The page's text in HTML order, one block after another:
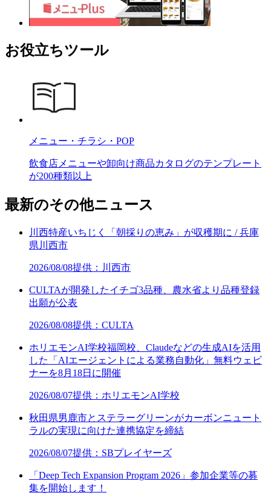
お役立ちツール
メニュー・チラシ・POP
飲食店メニューや卸向け商品カタログのテンプレート
が200種類以上
最新のその他ニュース
川西特産いちじく「朝採りの恵み」が収穫期に / 兵庫
県川西市
2026/08/08提供：川西市
CULTAが開発したイチゴ3品種、農水省より品種登録
出願が公表
2026/08/08提供：CULTA
ホリエモンAI学校福岡校、Claudeなどの生成AIを活用
した「AIエージェントによる業務自動化」無料ウェビ
ナーを8月18日に開催
2026/08/07提供：ホリエモンAI学校
秋田県男鹿市とステラーグリーンがカーボンニュート
ラルの実現に向けた連携協定を締結
2026/08/07提供：SBプレイヤーズ
「Deep Tech Expansion Program 2026」参加企業等の募
集を開始します！